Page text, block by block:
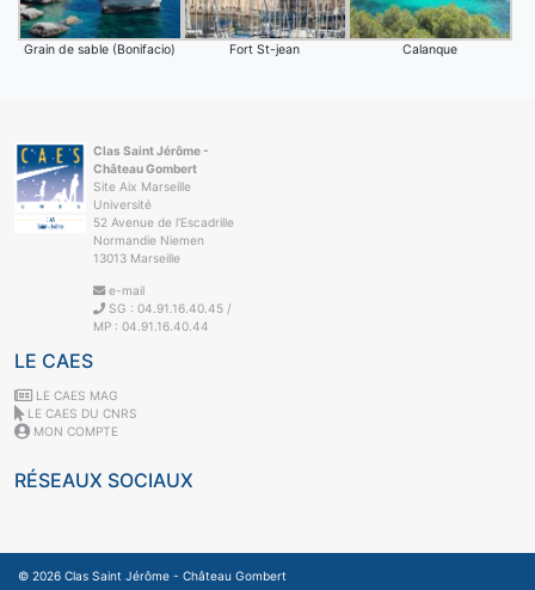
Grain de sable (Bonifacio) Fort St-jean Calanque
Clas Saint Jérôme -
Château Gombert
Site Aix Marseille
Université
52 Avenue de l'Escadrille
Normandie Niemen
13013 Marseille
e-mail
SG : 04.91.16.40.45 /
MP : 04.91.16.40.44
LE CAES
LE CAES MAG
LE CAES DU CNRS
MON COMPTE
RÉSEAUX SOCIAUX
© 2026 Clas Saint Jérôme - Château Gombert